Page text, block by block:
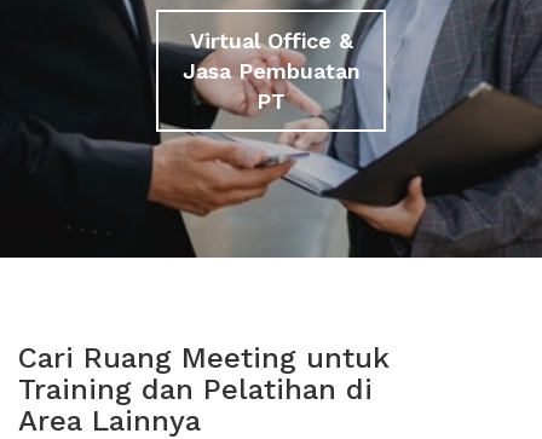
Virtual Office &
Jasa Pembuatan
PT
Cari Ruang Meeting untuk
Training dan Pelatihan di
Area Lainnya